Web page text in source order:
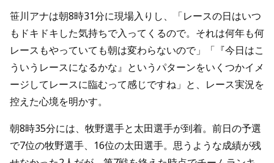
笹川アナは朝8時31分に現場入りし、「レースの日はいつ
もドキドキした気持ちで入ってくるので。それは何年も何
レースもやっていても朝は変わらないので」「『今日はこ
ういうレースになるかな』というパターンをいくつかイメ
ージしてレースに臨むって感じですね」と、レース実況を
控えた心境を明かす。
朝8時35分には、牧野選手と太田選手が到着。前日の予選
で7位の牧野選手、16位の太田選手。思うような成績が残